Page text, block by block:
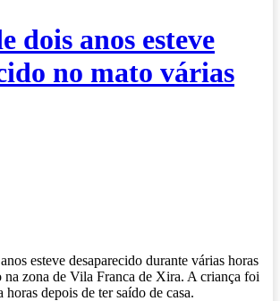
dois anos esteve
no mato várias
esteve desaparecido durante várias horas
na zona de Vila Franca de Xira. A criança foi
depois de ter saído de casa.